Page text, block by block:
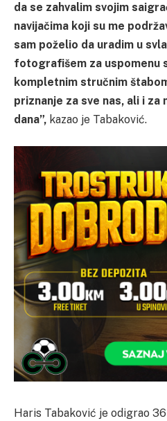
da se zahvalim svojim
navijačima koji su me
sam poželio da uradim u
fotografišem za uspomenu
kompletnim stručnim
priznanje za sve nas, ali i
dana”, kazao je Tabaković.
Haris Tabaković je odigrao